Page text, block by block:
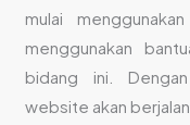
mulai
menggunakan
bidang ini.
website akan berjalan